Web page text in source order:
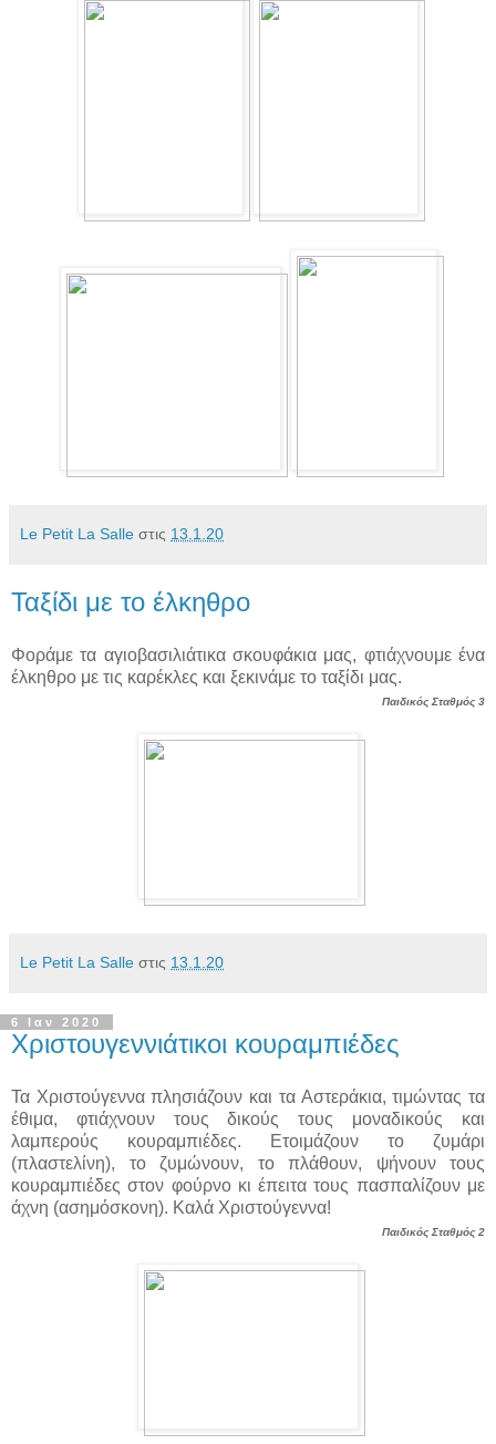
Le Petit La Salle στις 13.1.20
Ταξίδι με το έλκηθρο
Φοράμε τα αγιοβασιλιάτικα σκουφάκια μας, φτιάχνουμε ένα
έλκηθρο με τις καρέκλες και ξεκινάμε το ταξίδι μας.
Παιδικός Σταθμός 3
Le Petit La Salle στις 13.1.20
6 Ιαν 2020
Χριστουγεννιάτικοι κουραμπιέδες
Τα Χριστούγεννα πλησιάζουν και τα Αστεράκια, τιμώντας τα
έθιμα, φτιάχνουν τους δικούς τους μοναδικούς και
λαμπερούς κουραμπιέδες. Ετοιμάζουν το ζυμάρι
(πλαστελίνη), το ζυμώνουν, το πλάθουν, ψήνουν τους
κουραμπιέδες στον φούρνο κι έπειτα τους πασπαλίζουν με
άχνη (ασημόσκονη). Καλά Χριστούγεννα!
Παιδικός Σταθμός 2